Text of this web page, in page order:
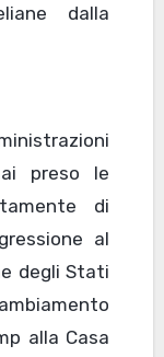
dalla
preso le
di
al
degli Stati
alla Casa